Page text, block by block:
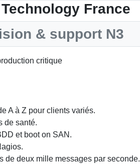
France
& support N3
critique
A à Z pour clients variés.
de santé.
et boot on SAN.
de deux mille messages par seconde.